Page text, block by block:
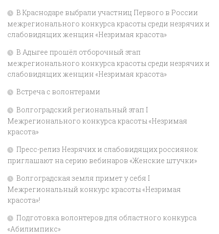
В Краснодаре выбрали участниц Первого в России
межрегионального конкурса красоты среди незрячих и
слабовидящих женщин «Незримая красота»
В Адыгее прошёл отборочный этап
межрегионального конкурса красоты среди незрячих и
слабовидящих женщин «Незримая красота»
Встреча с волонтерами
Волгоградский региональный этап I
Межрегионального конкурса красоты «Незримая
красота»
Пресс-релиз Незрячих и слабовидящих россиянок
приглашают на серию вебинаров «Женские штучки»
Волгоградская земля примет у себя I
Межрегиональный конкурс красоты «Незримая
красота»!
Подготовка волонтеров для областного конкурса
«Абилимпикс»